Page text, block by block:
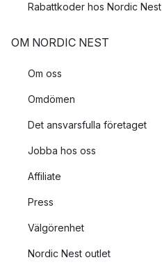
Rabattkoder hos Nordic Nest
OM NORDIC NEST
Om oss
Omdömen
Det ansvarsfulla företaget
Jobba hos oss
Affiliate
Press
Välgörenhet
Nordic Nest outlet